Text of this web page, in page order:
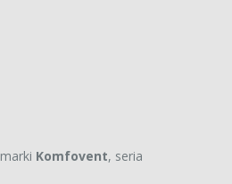
marki Komfovent, seria